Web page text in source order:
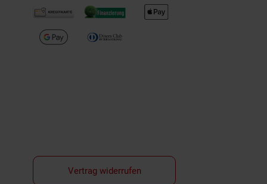
Vertrag widerrufen